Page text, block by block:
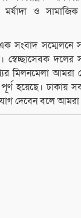
ও সামাজিক
সম্মেলনে
স্বেচ্ছাসেবক
মিলনমেলা
হয়েছে। ঢাকায়
দেবেন বলে আমরা